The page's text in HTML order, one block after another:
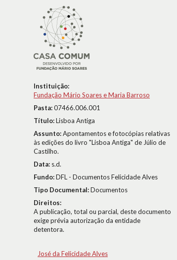
Instituição:
Fundação Mário Soares e Maria Barroso
Pasta:07466.006.001
Título:Lisboa Antiga
Assunto:Apontamentos e fotocópias relativas
às edições do livro "Lisboa Antiga" de Júlio de
Castilho.
Data: s.d.
Fundo:DFL - Documentos Felicidade Alves
Tipo Documental:Documentos
Direitos:
A publicação, total ou parcial, deste documento
exige prévia autorização da entidade
detentora.
José da Felicidade Alves